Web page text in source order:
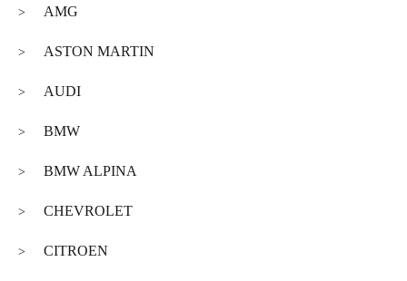
> AMG
> ASTON MARTIN
> AUDI
> BMW
> BMW ALPINA
> CHEVROLET
> CITROEN